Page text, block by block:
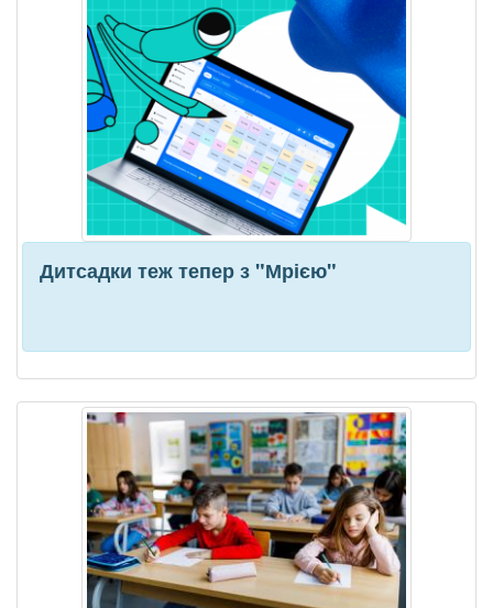
Дитсадки теж тепер з "Мрією"